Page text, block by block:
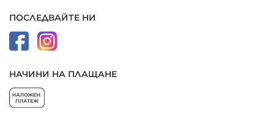
ПОСЛЕДВАЙТЕ НИ
НАЧИНИ НА ПЛАЩАНЕ